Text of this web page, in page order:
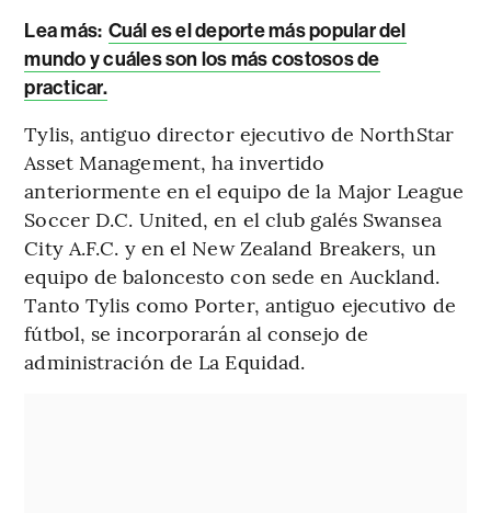
Lea más: Cuál es el deporte más popular del
mundo y cuáles son los más costosos de
practicar.
Tylis, antiguo director ejecutivo de NorthStar
Asset Management, ha invertido
anteriormente en el equipo de la Major League
Soccer D.C. United, en el club galés Swansea
City A.F.C. y en el New Zealand Breakers, un
equipo de baloncesto con sede en Auckland.
Tanto Tylis como Porter, antiguo ejecutivo de
fútbol, se incorporarán al consejo de
administración de La Equidad.